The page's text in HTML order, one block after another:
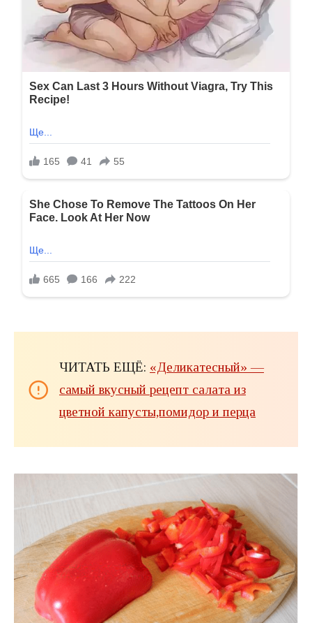
ЧИТАТЬ ЕЩЁ: «Деликатесный» —
самый вкусный рецепт салата из
цветной капусты,помидор и перца